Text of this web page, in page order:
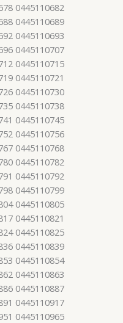
0445110682
0445110689
0445110693
0445110707
0445110715
0445110721
0445110730
0445110738
0445110745
0445110756
0445110768
0445110782
0445110792
0445110799
0445110805
0445110821
0445110825
0445110839
0445110854
0445110863
0445110887
0445110917
0445110965